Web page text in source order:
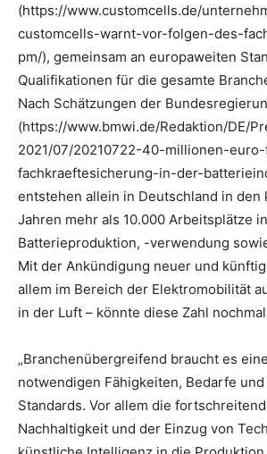
(https://www.customcells.de/
customcells-warnt-vor-folgen-des-
pm/), gemeinsam an europaweiten
Qualifikationen für die gesamte
Nach Schätzungen der
(https://www.bmwi.de/Redaktion/DE/
2021/07/20210722-40-millionen-
fachkraeftesicherung-in-der-
entstehen allein in Deutschland in den
Jahren mehr als 10.000 Arbeitsplätze
Batterieproduktion, -verwendung
Mit der Ankündigung neuer und
allem im Bereich der Elektromobilität
in der Luft – könnte diese Zahl
„Branchenübergreifend braucht es
notwendigen Fähigkeiten, Bedarfe
Standards. Vor allem die
Nachhaltigkeit und der Einzug von